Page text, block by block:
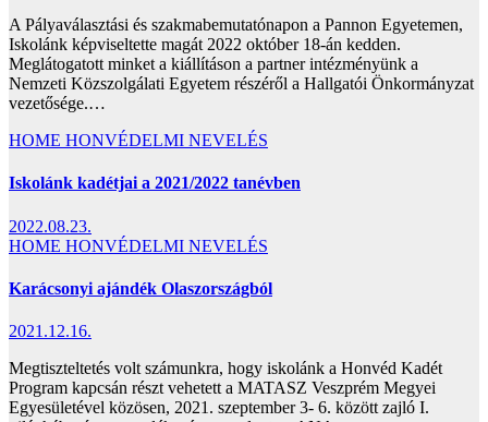
A Pályaválasztási és szakmabemutatónapon a Pannon Egyetemen,
Iskolánk képviseltette magát 2022 október 18-án kedden.
Meglátogatott minket a kiállításon a partner intézményünk a
Nemzeti Közszolgálati Egyetem részéről a Hallgatói Önkormányzat
vezetősége.…
HOME HONVÉDELMI NEVELÉS
Iskolánk kadétjai a 2021/2022 tanévben
2022.08.23.
HOME HONVÉDELMI NEVELÉS
Karácsonyi ajándék Olaszországból
2021.12.16.
Megtiszteltetés volt számunkra, hogy iskolánk a Honvéd Kadét
Program kapcsán részt vehetett a MATASZ Veszprém Megyei
Egyesületével közösen, 2021. szeptember 3- 6. között zajló I.